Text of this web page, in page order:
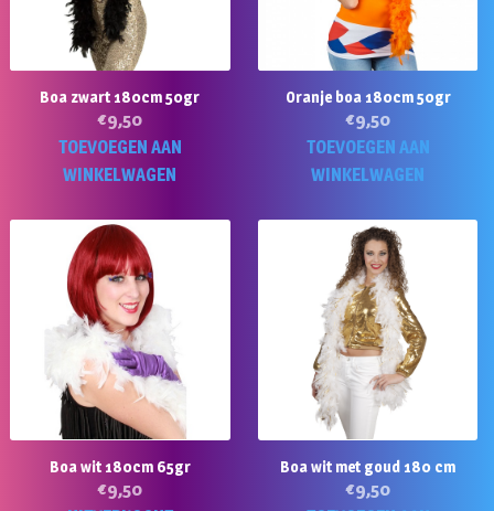
Boa zwart 180cm 50gr
€9,50
TOEVOEGEN AAN
WINKELWAGEN
Oranje boa 180cm 50gr
€9,50
TOEVOEGEN AAN
WINKELWAGEN
Boa wit 180cm 65gr
€9,50
Boa wit met goud 180 cm
€9,50